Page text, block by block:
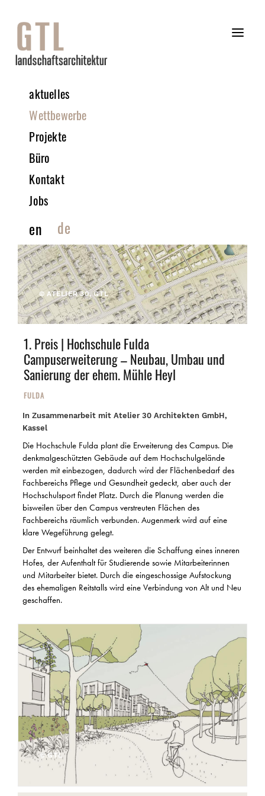
aktuelles
Wettbewerbe
Projekte
Büro
Kontakt
Jobs
en de
© ATELIER 30, GTL
1. Preis | Hochschule Fulda
Campuserweiterung – Neubau, Umbau und
Sanierung der ehem. Mühle Heyl
FULDA
In Zusammenarbeit mit Atelier 30 Architekten GmbH,
Kassel
Die Hochschule Fulda plant die Erweiterung des Campus. Die
denkmalgeschützten Gebäude auf dem Hochschulgelände
werden mit einbezogen, dadurch wird der Flächenbedarf des
Fachbereichs Pflege und Gesundheit gedeckt, aber auch der
Hochschulsport findet Platz. Durch die Planung werden die
bisweilen über den Campus verstreuten Flächen des
Fachbereichs räumlich verbunden. Augenmerk wird auf eine
klare Wegeführung gelegt.
Der Entwurf beinhaltet des weiteren die Schaffung eines inneren
Hofes, der Aufenthalt für Studierende sowie Mitarbeiterinnen
und Mitarbeiter bietet. Durch die eingeschossige Aufstockung
des ehemaligen Reitstalls wird eine Verbindung von Alt und Neu
geschaffen.
© GTL